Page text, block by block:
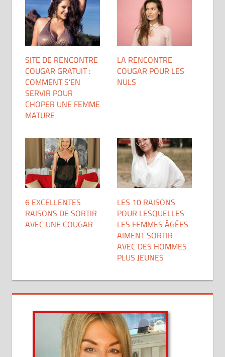
SITE DE RENCONTRE
COUGAR GRATUIT :
COMMENT S’EN
SERVIR POUR
CHOPER UNE FEMME
MATURE
LA RENCONTRE
COUGAR POUR LES
NULS
6 EXCELLENTES
RAISONS DE SORTIR
AVEC UNE COUGAR
LES 10 RAISONS
POUR LESQUELLES
LES FEMMES ÂGÉES
AIMENT SORTIR
AVEC DES HOMMES
PLUS JEUNES